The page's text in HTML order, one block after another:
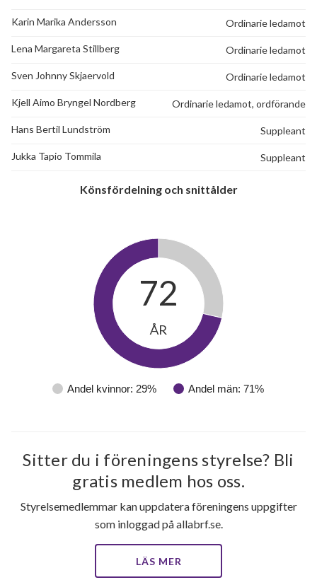
Karin Marika Andersson Ordinarie ledamot
Lena Margareta Stillberg Ordinarie ledamot
Sven Johnny Skjaervold Ordinarie ledamot
Kjell Aimo Bryngel Nordberg Ordinarie ledamot, ordförande
Hans Bertil Lundström Suppleant
Jukka Tapio Tommila Suppleant
Könsfördelning och snittålder
Andel kvinnor: 29% Andel män: 71%
72
ÅR
Sitter du i föreningens styrelse? Bli
gratis medlem hos oss.
Styrelsemedlemmar kan uppdatera föreningens uppgifter
som inloggad på allabrf.se.
LÄS MER